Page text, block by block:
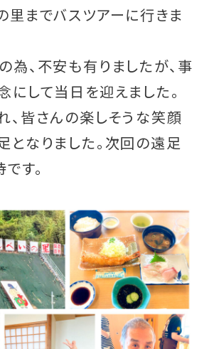
里までバスツアーに行きま
為、不安も有りましたが、事
にして当日を迎えました。
、皆さんの楽しそうな笑顔
となりました。次回の遠足
す。